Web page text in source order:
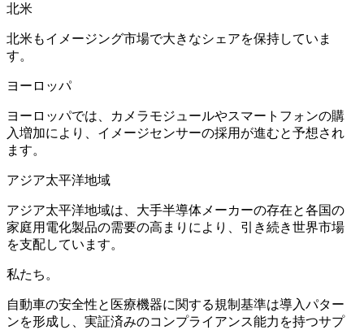
北米
北米もイメージング市場で大きなシェアを保持していま
す。
ヨーロッパ
ヨーロッパでは、カメラモジュールやスマートフォンの購
入増加により、イメージセンサーの採用が進むと予想され
ます。
アジア太平洋地域
アジア太平洋地域は、大手半導体メーカーの存在と各国の
家庭用電化製品の需要の高まりにより、引き続き世界市場
を支配しています。
私たち。
自動車の安全性と医療機器に関する規制基準は導入パター
ンを形成し、実証済みのコンプライアンス能力を持つサプ